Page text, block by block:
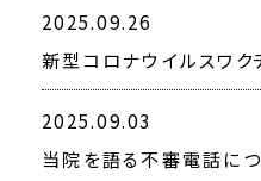
2025.09.26
新型コロナウイルスワ
2025.09.03
当院を語る不審電話に